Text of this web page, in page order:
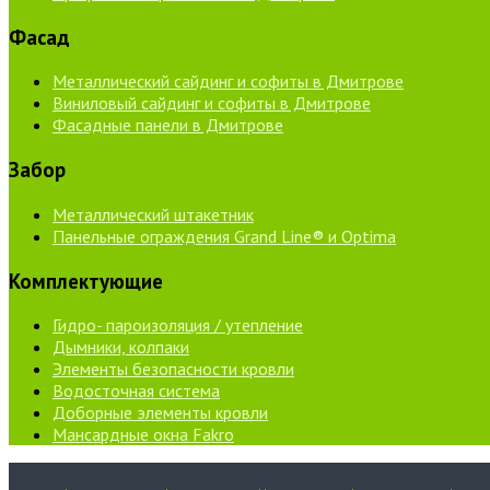
Фасад
Металлический сайдинг и софиты в Дмитрове
Виниловый сайдинг и софиты в Дмитрове
Фасадные панели в Дмитрове
Забор
Металлический штакетник
Панельные ограждения Grand Line® и Optima
Комплектующие
Гидро- пароизоляция / утепление
Дымники, колпаки
Элементы безопасности кровли
Водосточная система
Доборные элементы кровли
Мансардные окна Fakro